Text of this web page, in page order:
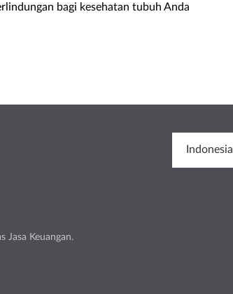
bagi kesehatan tubuh Anda
Indonesia
Jasa Keuangan.